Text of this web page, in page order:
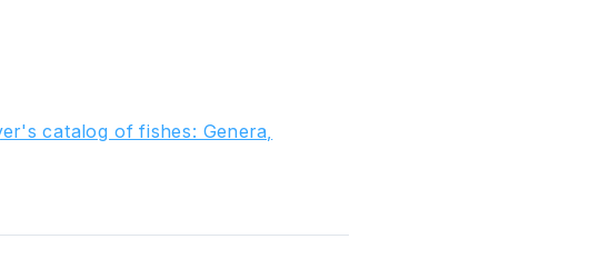
catalog of fishes: Genera,